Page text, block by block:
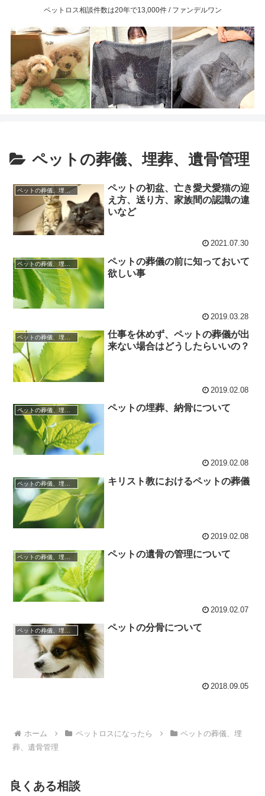
ペットロス相談件数は20年で13,000件 / ファンデルワン
ペットの葬儀、埋葬、遺骨管理
ペットの葬儀、埋葬、遺骨管理
ペットの初盆、亡き愛犬愛猫の迎
え方、送り方、家族間の認識の違
いなど
2021.07.30
ペットの葬儀、埋葬、遺骨管理
ペットの葬儀の前に知っておいて
欲しい事
2019.03.28
ペットの葬儀、埋葬、遺骨管理
仕事を休めず、ペットの葬儀が出
来ない場合はどうしたらいいの？
2019.02.08
ペットの葬儀、埋葬、遺骨管理 ペットの埋葬、納骨について
2019.02.08
ペットの葬儀、埋葬、遺骨管理 キリスト教におけるペットの葬儀
2019.02.08
ペットの葬儀、埋葬、遺骨管理 ペットの遺骨の管理について
2019.02.07
ペットの葬儀、埋葬、遺骨管理 ペットの分骨について
2018.09.05
ホーム ペットロスになったら
ペットの葬儀、埋
葬、遺骨管理
良くある相談